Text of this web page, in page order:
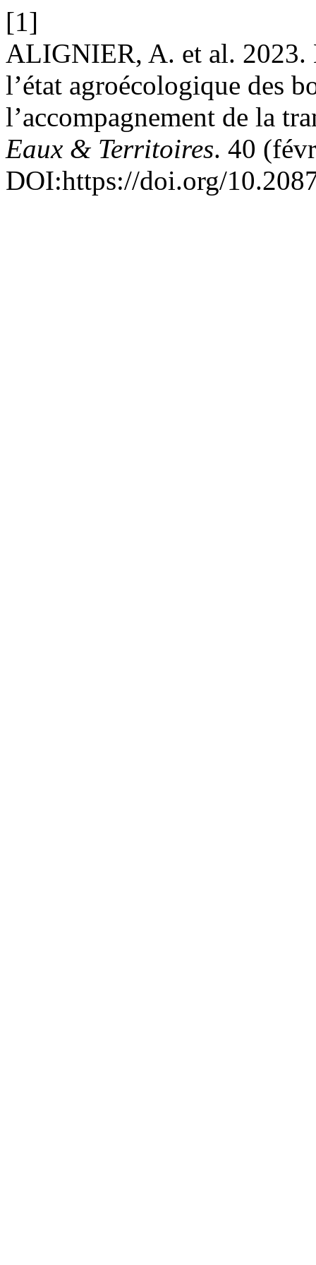
[1]
ALIGNIER, A. et al. 2023.
l’état agroécologique des
l’accompagnement de la
Eaux & Territoires. 40
DOI:https://doi.org/